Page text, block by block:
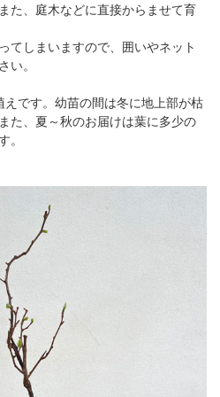
た、庭木などに直接からませて育
てしまいますので、囲いやネット
い。
です。幼苗の間は冬に地上部が枯
た、夏～秋のお届けは葉に多少の
。